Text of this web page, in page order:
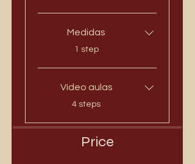
Medidas
.
1 step
Vídeo aulas
.
4 steps
Price